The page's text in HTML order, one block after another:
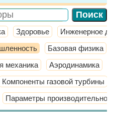
Здоровье Инженерное
Базовая физика
механика Аэродинамика
Компоненты газовой турбины
Параметры